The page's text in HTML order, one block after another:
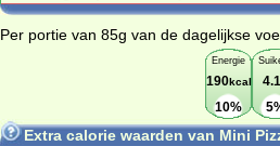
Per portie van 85g van de dagelijkse
Energie
190kcal
10%
Extra calorie waarden van Mini